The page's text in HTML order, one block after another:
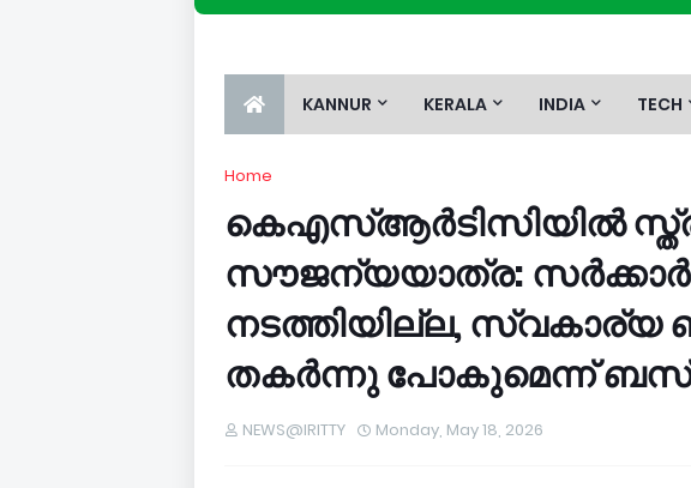
KANNUR KERALA INDIA TECH
Home
കെഎസ്ആർടിസിയിൽ
സൗജന്യയാത്ര:
നടത്തിയില്ല, സ്വകാര്യ
തകർന്നു പോകുമെന്ന് ബസ്
NEWS@IRITTY Monday, May 18, 2026